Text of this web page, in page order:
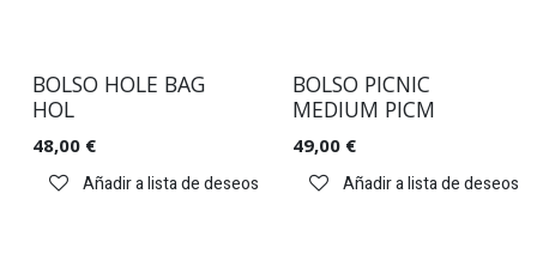
BOLSO HOLE BAG
HOL
48,00 €
Añadir a lista de deseos
BOLSO PICNIC
MEDIUM PICM
49,00€
Añadir a lista de deseos